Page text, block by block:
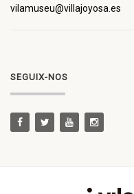
vilamuseu@villajoyosa.es
SEGUIX-NOS